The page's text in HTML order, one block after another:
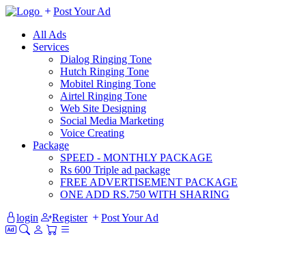
Post Your Ad
All Ads
Services
Dialog Ringing Tone
Hutch Ringing Tone
Mobitel Ringing Tone
Airtel Ringing Tone
Web Site Designing
Social Media Marketing
Voice Creating
Package
SPEED - MONTHLY PACKAGE
Rs 600 Triple ad package
FREE ADVERTISEMENT PACKAGE
ONE ADD RS.750 WITH SHARING
login
Register Post Your Ad